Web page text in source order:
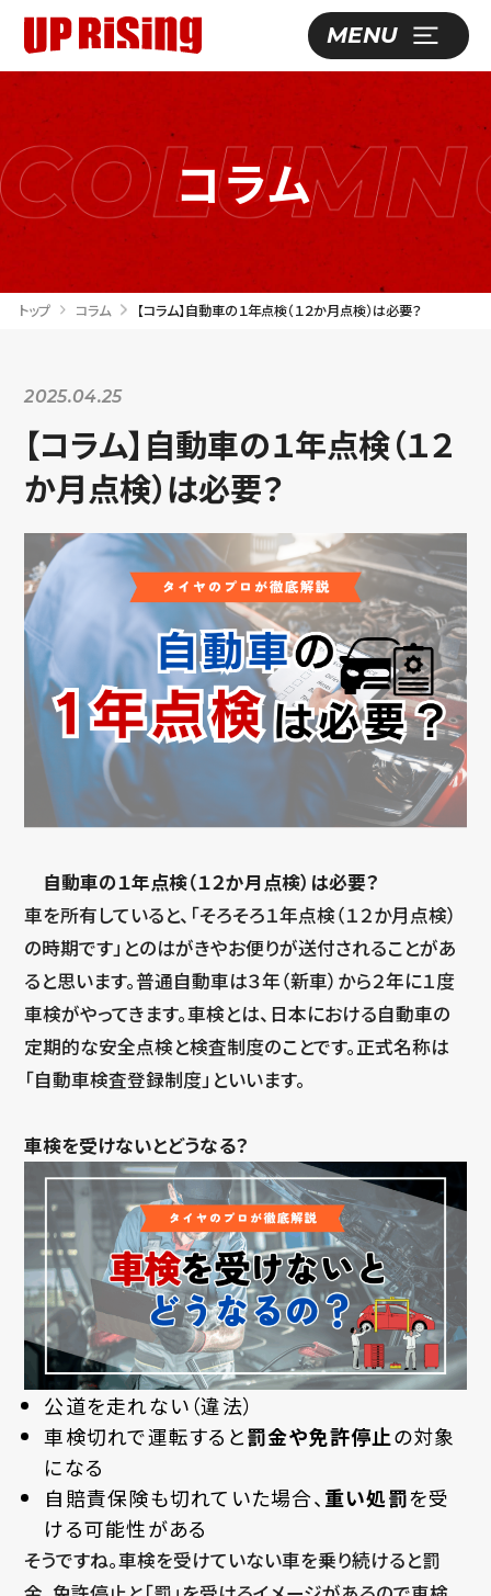
コラム
トップ コラム 【コラム】自動車の１年点検（１２か月点検）は必要？
2025.04.25
【コラム】自動車の１年点検（１２
か月点検）は必要？
自動車の１年点検（１２か月点検）は必要？
車を所有していると、「そろそろ１年点検（１２か月点検）
の時期です」とのはがきやお便りが送付されることがあ
ると思います。普通自動車は３年（新車）から２年に１度
車検がやってきます。車検とは、日本における自動車の
定期的な安全点検と検査制度のことです。正式名称は
「自動車検査登録制度」といいます。
車検を受けないとどうなる？
公道を走れない（違法）
車検切れで運転すると罰金や免許停止の対象
になる
自賠責保険も切れていた場合、 重い処罰を受
ける可能性がある
そうですね。車検を受けていない車を乗り続けると罰